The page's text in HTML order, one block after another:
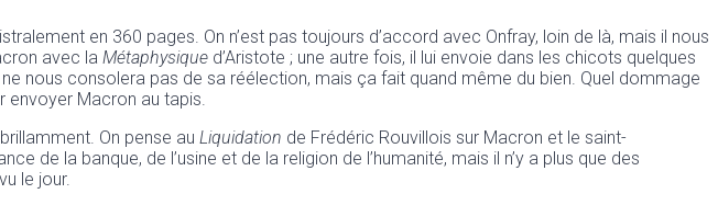
en 360 pages. On n’est pas toujours d’accord avec Onfray, loin de là, mais il nous
avec la Métaphysique d’Aristote ; une autre fois, il lui envoie dans les chicots quelques
nous consolera pas de sa réélection, mais ça fait quand même du bien. Quel dommage
envoyer Macron au tapis.
On pense au Liquidation de Frédéric Rouvillois sur Macron et le saint-
de la banque, de l’usine et de la religion de l’humanité, mais il n’y a plus que des
le jour.